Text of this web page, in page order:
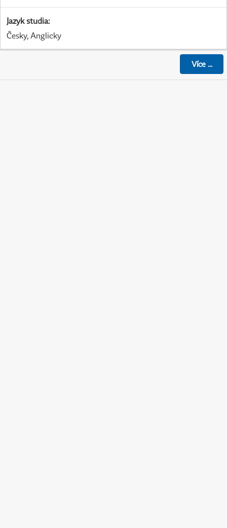
Jazyk studia:
Česky, Anglicky
Více...